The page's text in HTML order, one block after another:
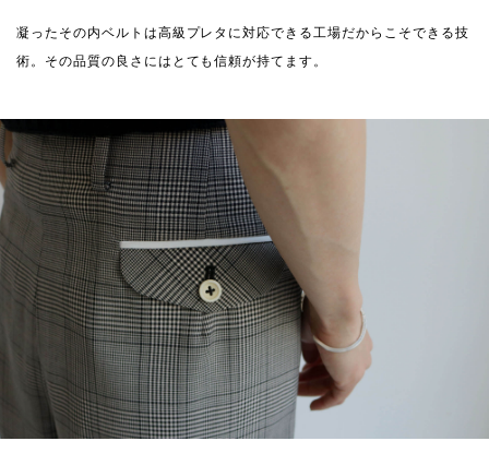
凝ったその内ベルトは高級プレタに対応できる工場だからこそできる技
術。その品質の良さにはとても信頼が持てます。